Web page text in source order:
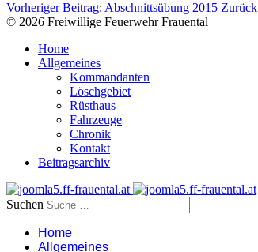
Vorheriger Beitrag: Abschnittsübung 2015 Zurück
© 2026 Freiwillige Feuerwehr Frauental
Home
Allgemeines
Kommandanten
Löschgebiet
Rüsthaus
Fahrzeuge
Chronik
Kontakt
Beitragsarchiv
Suchen
Home
Allgemeines